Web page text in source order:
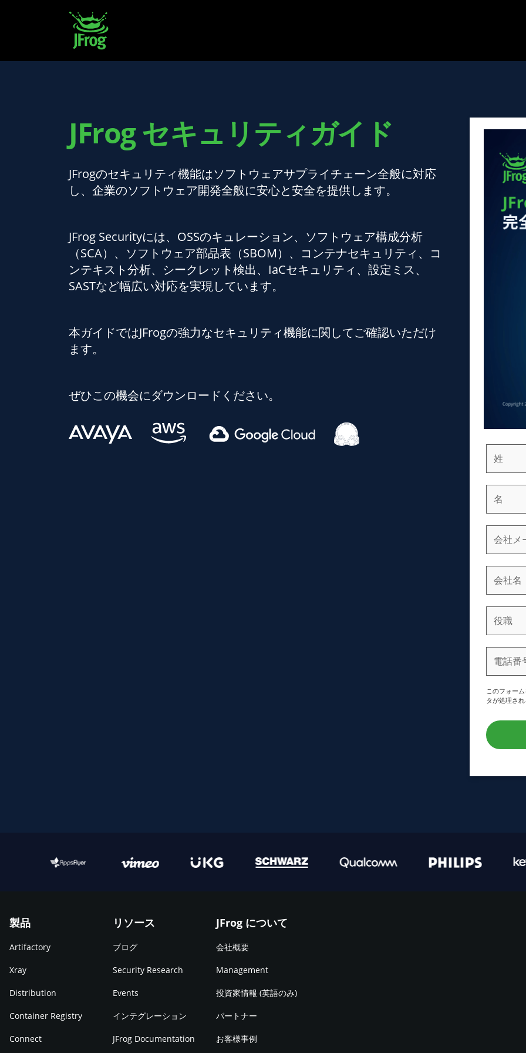
JFrog セキュリティガイド
JFrogのセキュリティ機能はソフトウェアサプライチェーン全般に対応
し、企業のソフトウェア開発全般に安心と安全を提供します。
JFrog Securityには、OSSのキュレーション、ソフトウェア構成分析
（SCA）、ソフトウェア部品表（SBOM）、コンテナセキュリティ、コ
ンテキスト分析、シークレット検出、IaCセキュリティ、設定ミス、
SASTなど幅広い対応を実現しています。
本ガイドではJFrogの強力なセキュリティ機能に関してご確認いただけ
ます。
ぜひこの機会にダウンロードください。
このフォー
タが処理さ
製品
Artifactory
Xray
Distribution
Container Registry
Connect
リソース
ブログ
Security Research
Events
インテグレーション
JFrog Documentation
JFrog について
会社概要
Management
投資家情報 (英語のみ)
パートナー
お客様事例